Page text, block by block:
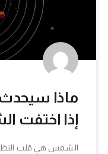
ماذا
إذا اختفت
الشمس هي قلب